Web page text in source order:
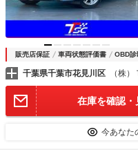
販売店保証 車両状態評価書 OBD診
千葉県千葉市花見川区 （株
在庫を確認・
今あなた